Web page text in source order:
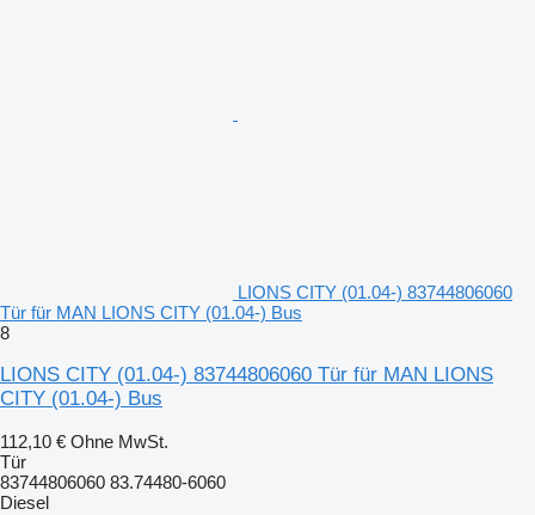
LIONS CITY (01.04-) 83744806060
Tür für MAN LIONS CITY (01.04-) Bus
8
LIONS CITY (01.04-) 83744806060 Tür für MAN LIONS
CITY (01.04-) Bus
112,10 € Ohne MwSt.
Tür
83744806060 83.74480-6060
Diesel